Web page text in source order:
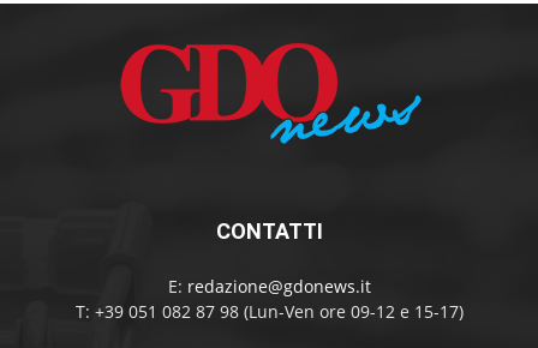
CONTATTI
E: redazione@gdonews.it
T: +39 051 082 87 98 (Lun-Ven ore 09-12 e 15-17)